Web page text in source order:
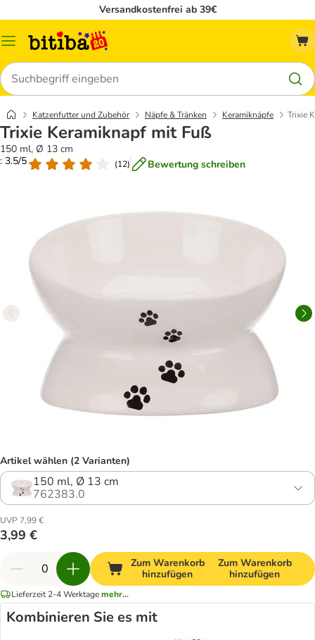
Versandkostenfrei ab 39€
Menü
Suchen
Katzenfutter und Zubehör Näpfe & Tränken Keramiknäpfe Trixie
Trixie Keramiknapf mit Fuß
150 ml, Ø 13 cm
: 3.5/5
(12) Bewertung schreiben
Artikel wählen (2 Varianten)
150 ml, Ø 13 cm
762383.0
UVP 7,99 €
3,99 €
Zum Warenkorb
hinzufügen
Zum Warenkorb
hinzufügen
Lieferzeit 2-4 Werktagemehr...
Kombinieren Sie es mit